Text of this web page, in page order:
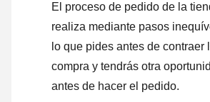
El proceso de pedido de la
realiza mediante pasos
lo que pides antes de contraer
compra y tendrás otra
antes de hacer el pedido.